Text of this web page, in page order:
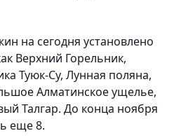
на сегодня установлено
Верхний Горельник,
Туюк-Су, Лунная поляна,
Алматинское ущелье,
Талгар. До конца ноября
еще 8.